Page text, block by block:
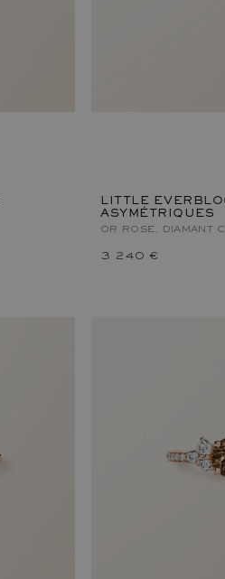
LITTLE
ASYMÉTRIQUES
OR ROSE, DIAMANT
3 240 €